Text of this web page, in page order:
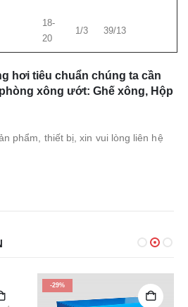
18-
20
1/3 39/13
hơi tiêu chuẩn chúng ta cần
xông ướt: Ghế xông, Hộp
phẩm, thiết bị, xin vui lòng liên hệ
-29%